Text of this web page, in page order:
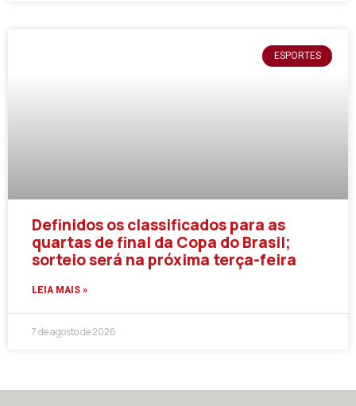
ESPORTES
Definidos os classificados para as
quartas de final da Copa do Brasil;
sorteio será na próxima terça-feira
LEIA MAIS »
7 de agosto de 2026